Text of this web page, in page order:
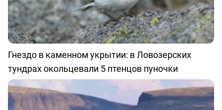
Гнездо в каменном укрытии: в Ловозерских
тундрах окольцевали 5 птенцов пуночки